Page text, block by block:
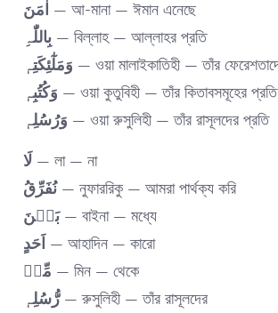
اٰمَنَ — আ-মানা — ঈমান এনেছে
بِاللّٰہِ— বিল্লাহ — আল্লাহর প্রতি
وَمَلٰٓئِکَتِہٖ — ওয়া মালাইকাতিহী — তাঁর
وَکُتُبِہٖ — ওয়া কুতুবিহী — তাঁর কিতাবসমূহের প্রতি
وَرُسُلِہٖ — ওয়া রুসুলিহী — তাঁর রাসূলদের প্রতি
لَا — লা — না
نُفَرِّقُ— নুফাররিকু — আমরা পার্থক্য করি
بَیۡنَ— বাইনা — মধ্যে
اَحَدٍ — আহাদিন — কারো
مِّنۡ — মিন — থেকে
رُّسُلِہٖ— রুসুলিহী — তাঁর রাসূলদের